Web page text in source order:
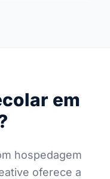
em
hospedagem
oferece a